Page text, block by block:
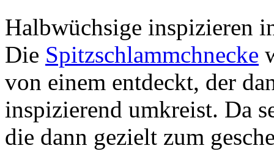
Halbwüchsige inspizieren
Die Spitzschlammchnecke
von einem entdeckt, der
inspizierend umkreist. Da
die dann gezielt zum